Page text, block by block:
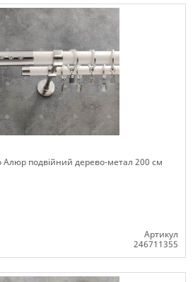
подвійний дерево-метал 200 см
Артикул
246711355